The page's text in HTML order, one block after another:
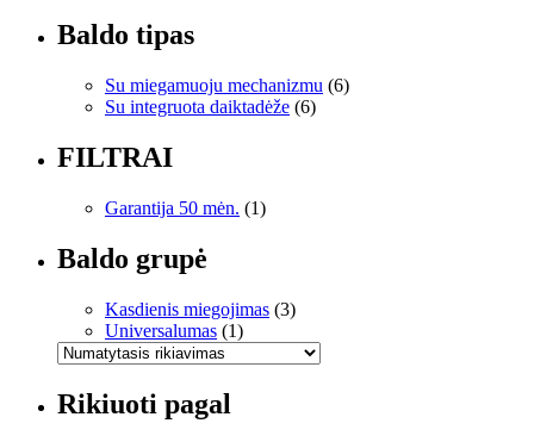
Baldo tipas
Su miegamuoju mechanizmu (6)
Su integruota daiktadėže (6)
FILTRAI
Garantija 50 mėn. (1)
Baldo grupė
Kasdienis miegojimas (3)
Universalumas (1)
Rikiuoti pagal